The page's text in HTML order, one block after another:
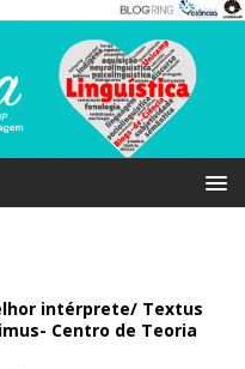
intérprete/ Textus
Centro de Teoria